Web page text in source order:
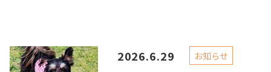
2026.6.29 お知らせ